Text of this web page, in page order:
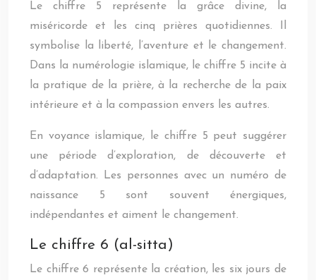
Le chiffre 5 représente la grâce divine, la
miséricorde et les cinq prières quotidiennes. Il
symbolise la liberté, l’aventure et le changement.
Dans la numérologie islamique, le chiffre 5 incite à
la pratique de la prière, à la recherche de la paix
intérieure et à la compassion envers les autres.
En voyance islamique, le chiffre 5 peut suggérer
une période d’exploration, de découverte et
d’adaptation. Les personnes avec un numéro de
naissance 5 sont souvent énergiques,
indépendantes et aiment le changement.
Le chiffre 6 (al-sitta)
Le chiffre 6 représente la création, les six jours de